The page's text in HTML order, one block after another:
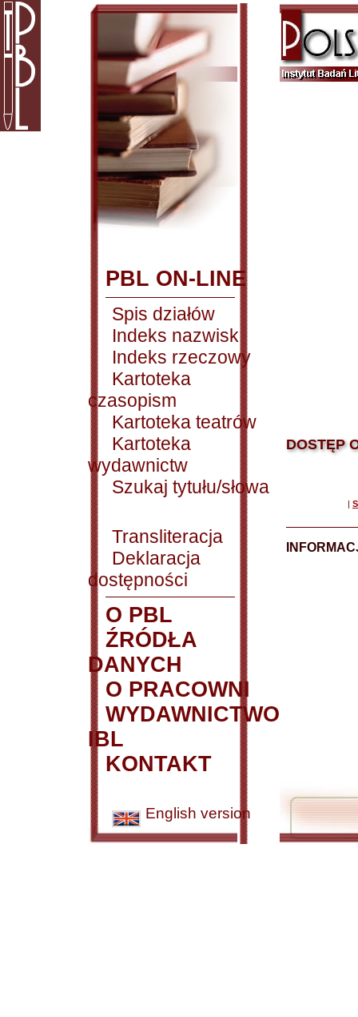
PBL ON-LINE
Spis działów
Indeks nazwisk
Indeks rzeczowy
Kartoteka
czasopism
Kartoteka teatrów
Kartoteka
wydawnictw
Szukaj tytułu/słowa
Transliteracja
Deklaracja
dostępności
O PBL
ŹRÓDŁA
DANYCH
O PRACOWNI
WYDAWNICTWO
IBL
KONTAKT
English version
DOSTĘP
|